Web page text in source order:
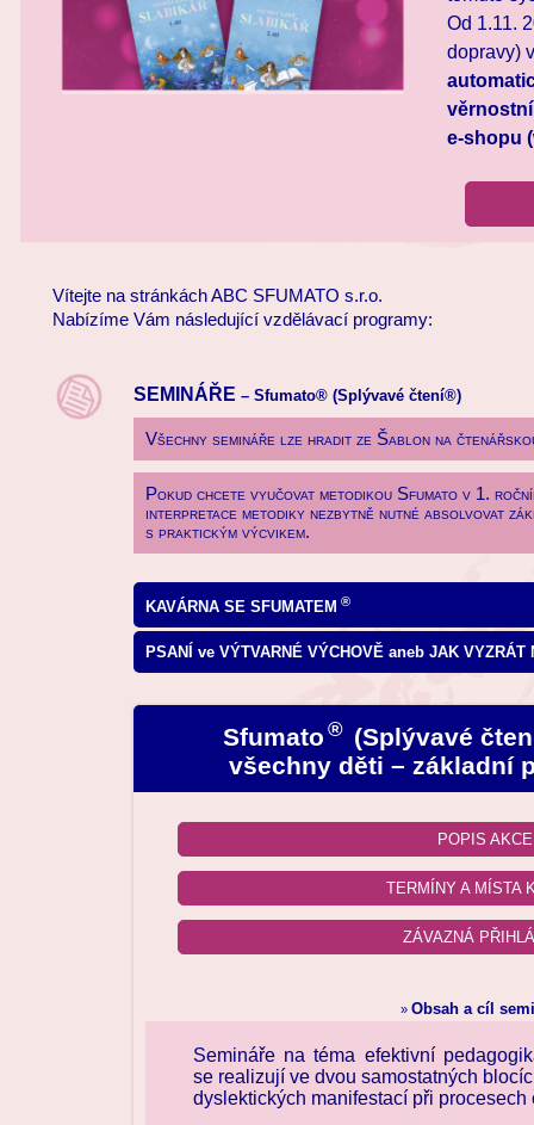
Od 1.11.
dopravy)
e-shopu
Vítejte na stránkách ABC SFUMATO s.r.o.
Nabízíme Vám následující vzdělávací programy:
SEMINÁŘE – Sfumato® (Splývavé čtení®)
Všechny semináře lze hradit ze Šablon na
Pokud chcete vyučovat metodikou Sfumato v 1.
interpretace metodiky nezbytně nutné absolvovat
s praktickým výcvikem.
KAVÁRNA SE SFUMATEM ®
PSANÍ ve VÝTVARNÉ VÝCHOVĚ aneb JAK
Sfumato ® (Splývavé
všechny děti – základní
POPIS AKCE
TERMÍNY A MÍSTA
ZÁVAZNÁ
» Obsah a cíl
Semináře na téma efektivní
se realizují ve dvou samostatných
dyslektických manifestací při procesech